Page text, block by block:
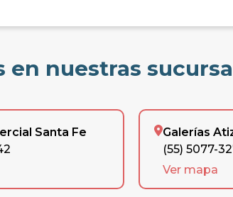
en nuestras
Santa Fe
Galerías
(55) 5077-
Ver mapa